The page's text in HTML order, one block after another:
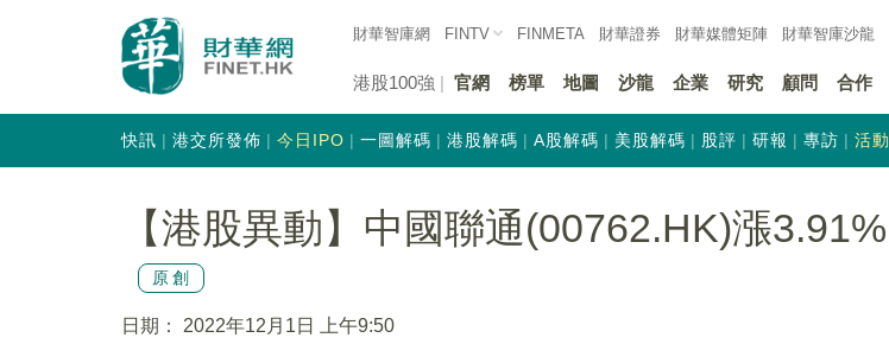
財華智庫網 FINTV FINMETA 財華證券 財華媒體矩陣 財華智庫沙龍
港股100強 官網 榜單 地圖 沙龍 企業 研究 顧問 合作
快訊 港交所發佈 今日IPO 一圖解碼 港股解碼 A股解碼 美股解碼 股評 研報 專訪 活動
【港股異動】中國聯通(00762.HK)漲3.91%
原創
日期：
2022年12月1日 上午9:50